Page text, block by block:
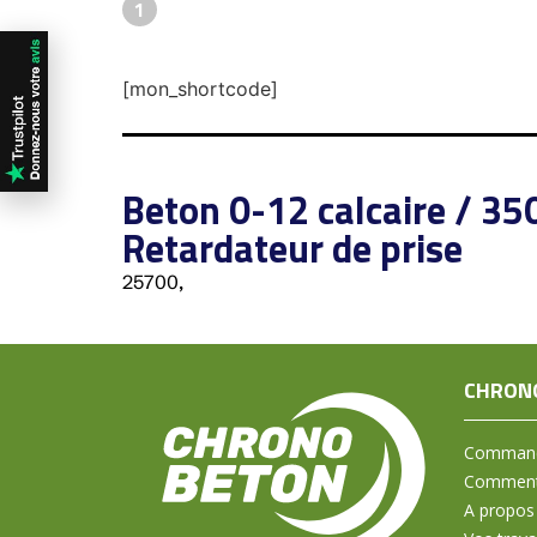
1
[mon_shortcode]
Beton 0-12 calcaire /
Retardateur de prise
25700,
A propos